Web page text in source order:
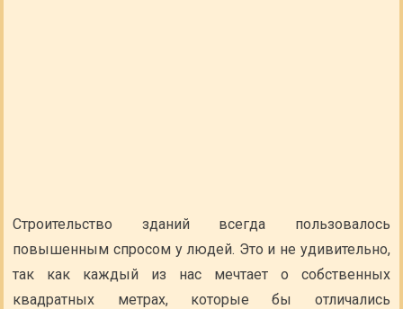
Строительство зданий всегда пользовалось
повышенным спросом у людей. Это и не удивительно,
так как каждый из нас мечтает о собственных
квадратных метрах, которые бы отличались